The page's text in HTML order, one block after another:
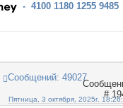
- 4100 1180 1255 9485
Пятница, 3 октября, 2025г.
Сообщений: 49027